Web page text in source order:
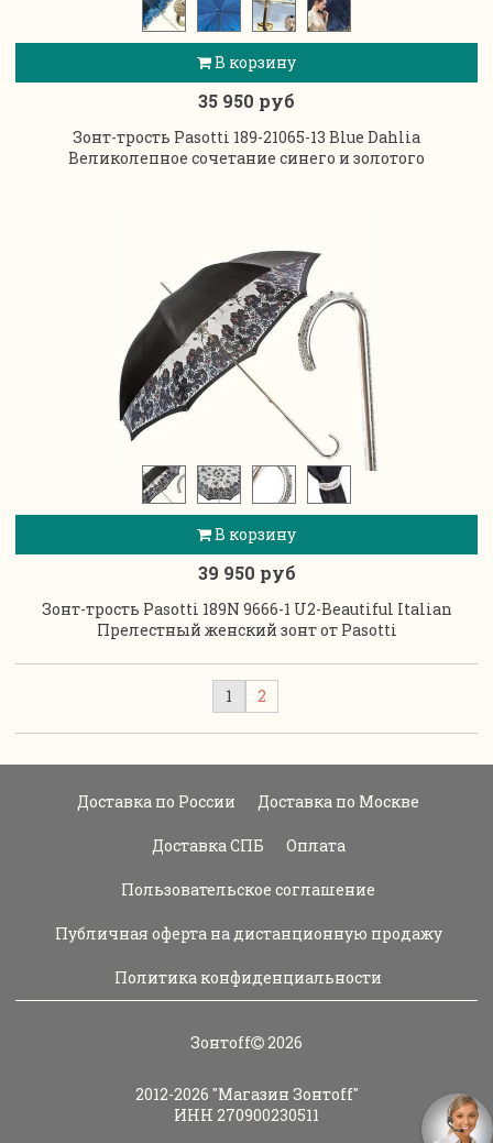
В корзину
35 950 руб
Зонт-трость Pasotti 189-21065-13 Blue Dahlia
Великолепное сочетание синего и золотого
В корзину
39 950 руб
Зонт-трость Pasotti 189N 9666-1 U2-Beautiful Italian
Прелестный женский зонт от Pasotti
1 2
Доставка по России Доставка по Москве
Доставка СПБ Оплата
Пользовательское соглашение
Публичная оферта на дистанционную продажу
Политика конфиденциальности
Зонтoff 2026
2012-2026 "Магазин Зонтoff"
ИНН 270900230511